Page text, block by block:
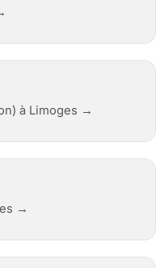
à Limoges →
→